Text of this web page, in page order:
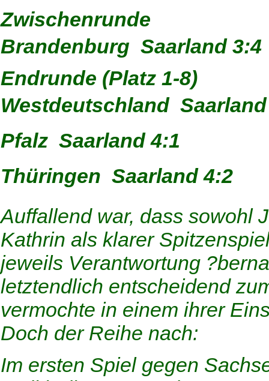
Zwischenrunde
Brandenburg  Saarland 3:4
Endrunde (Platz 1-8)
Westdeutschland 
Pfalz  Saarland 4:1
Thüringen  Saarland 4:2
Auffallend war, dass sowohl
Kathrin als klarer
jeweils Verantwortung
letztendlich entscheidend
vermochte in einem ihrer
Doch der Reihe nach:
Im ersten Spiel gegen